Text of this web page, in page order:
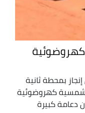
بمحطة ثانية
كهروضوئية
دعامة كبيرة